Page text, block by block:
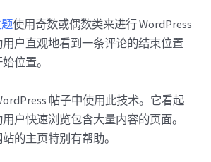
使用奇数或偶数类来进行 WordPress
户直观地看到一条评论的结束位置
位置。
帖子中使用此技术。它看起
户快速浏览包含大量内容的页面。
的主页特别有帮助。